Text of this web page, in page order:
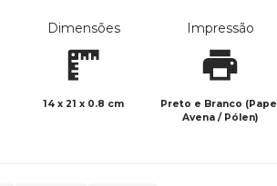
Dimensões
14 x 21 x 0.8 cm
Impressão
Preto e Branco (Papel
Avena / Pólen)